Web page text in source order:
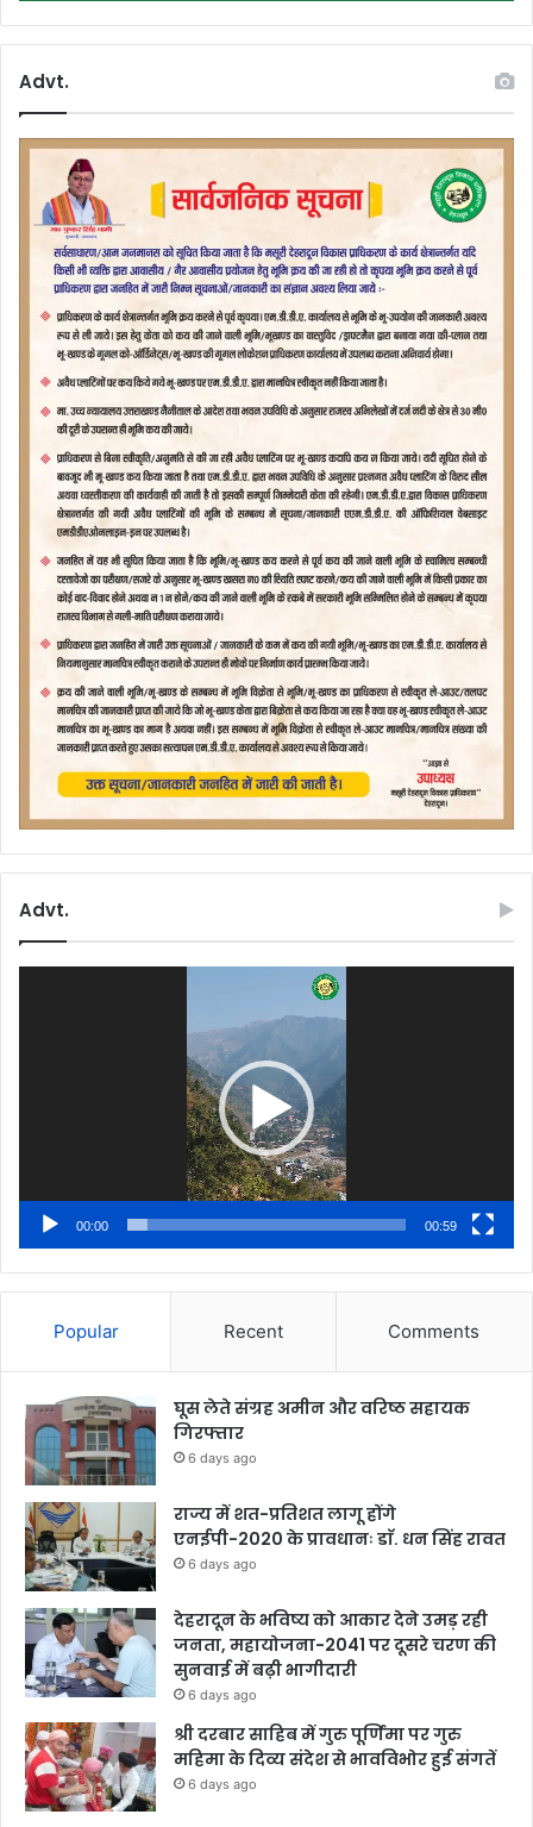
Advt.
Advt.
00:00 00:59
Popular Recent Comments
घूस लेते संग्रह अमीन और वरिष्ठ सहायक
गिरफ्तार
6 days ago
राज्य में शत-प्रतिशत लागू होंगे
एनईपी-2020 के प्रावधानः डाॅ. धन सिंह रावत
6 days ago
देहरादून के भविष्य को आकार देने उमड़ रही
जनता, महायोजना-2041 पर दूसरे चरण की
सुनवाई में बढ़ी भागीदारी
6 days ago
श्री दरबार साहिब में गुरु पूर्णिमा पर गुरु
महिमा के दिव्य संदेश से भावविभोर हुई संगतें
6 days ago